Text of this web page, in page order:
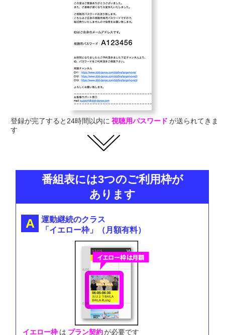
登録が完了すると24時間以内に 視聴用パスワード が送られてきま
す
番組表には3つのご利用枠が
あります
運動継続のクラス
「イエロー枠」（月額有料）
イエロー枠 は プラン契約が必要です